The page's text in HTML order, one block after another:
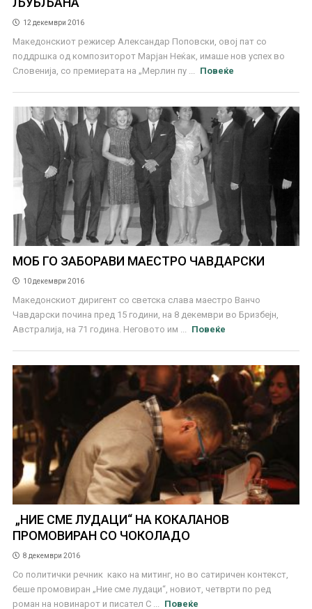
12 декември 2016
Македонскиот режисер Александар Поповски, овој пат со
поддршка од композиторот Марјан Неќак, имаше нов успех во
Словенија, со премиерата на „Мерлин пу ...
Повеќе
МОБ ГО ЗАБОРАВИ МАЕСТРО ЧАВДАРСКИ
10 декември 2016
Македонскиот диригент со светска слава маестро Ванчо
Чавдарски почина пред 15 години, на 8 декември во Бризбејн,
Австралија, на 71 година. Неговото им ...
Повеќе
„НИЕ СМЕ ЛУДАЦИ“ НА КОКАЛАНОВ
ПРОМОВИРАН СО ЧОКОЛАДО
8 декември 2016
Со политички речник како на митинг, но во сатиричен контекст,
беше промовиран „Ние сме лудаци“, новиот, четврти по ред
роман на новинарот и писател С ...
Повеќе